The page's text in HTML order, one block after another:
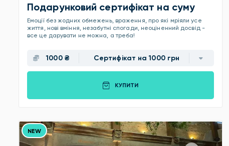
Подарунковий сертифікат на суму
Емоції без жодних обмежень, враження, про які мріяли усе
життя, нові вміння, незабутні спогади, неоціненний досвід -
все це дарувати не можна, а треба!
1000 ₴ Сертифікат на 1000 грн
КУПИТИ
NEW